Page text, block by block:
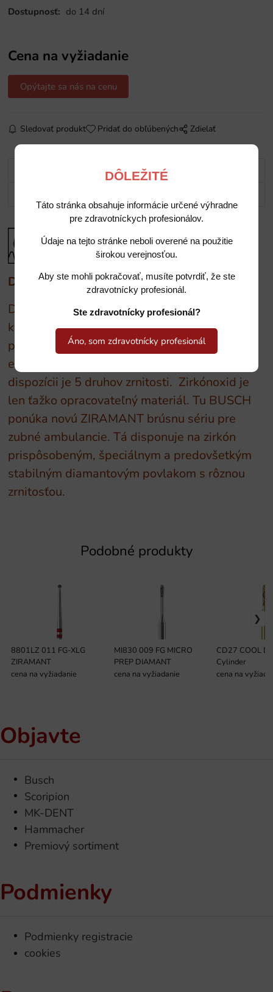
DÔLEŽITÉ
Táto stránka obsahuje informácie určené výhradne
pre zdravotníckych profesionálov.
Údaje na tejto stránke neboli overené na použitie
širokou verejnosťou.
Aby ste mohli pokračovať, musíte potvrdiť, že ste
zdravotnícky profesionál.
Ste zdravotnícky profesionál?
Áno, som zdravotnícky profesionál
Dostupnosť: do 14 dní
Cena na vyžiadanie
Opýtajte sa nás na cenu
Sledovať produkt Pridať do obľúbených Zdielať
Popis
Diamantové nástroje BUSCH
Diamantové nástroje v osvedčenej vysokej
kvalite BUSCH. Najvyššia precíznosť. Tento
produktový program sa vyznačuje
efektívnosťou a vysokou výkonnosťou. K
dispozícii je 5 druhov zrnitosti. Zirkónoxid je
len ťažko opracovateľný materiál. Tu BUSCH
ponúka novú ZIRAMANT brúsnu sériu pre
zubné ambulancie. Tá disponuje na zirkón
prispôsobeným, špeciálnym a predovšetkým
stabilným diamantovým povlakom s rôznou
zrnitosťou.
Podobné produkty
8801LZ 011 FG-XLG
ZIRAMANT
cena na vyžiadanie
MI830 009 FG MICRO
PREP DIAMANT
cena na vyžiadanie
CD27 COOL
Cylinder
cena na
Objavte
Busch
Scoripion
MK-DENT
Hammacher
Premiový sortiment
Podmienky
Podmienky registracie
cookies